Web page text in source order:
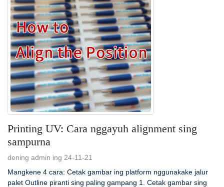
Printing UV: Cara nggayuh alignment sing
sampurna
dening admin ing 24-11-21
Mangkene 4 cara: Cetak gambar ing platform nggunakake jalur
palet Outline piranti sing paling gampang 1. Cetak gambar sing